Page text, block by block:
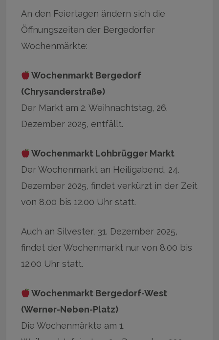
An den Feiertagen ändern sich die
Öffnungszeiten der Bergedorfer
Wochenmärkte:
Wochenmarkt Bergedorf
(Chrysanderstraße)
Der Markt am 2. Weihnachtstag, 26.
Dezember 2025, entfällt.
Wochenmarkt Lohbrügger Markt
Der Wochenmarkt an Heiligabend, 24.
Dezember 2025, findet verkürzt in der Zeit
von 8.00 bis 12.00 Uhr statt.
Auch an Silvester, 31. Dezember 2025,
findet der Wochenmarkt nur von 8.00 bis
12.00 Uhr statt.
Wochenmarkt Bergedorf-West
(Werner-Neben-Platz)
Die Wochenmärkte am 1.